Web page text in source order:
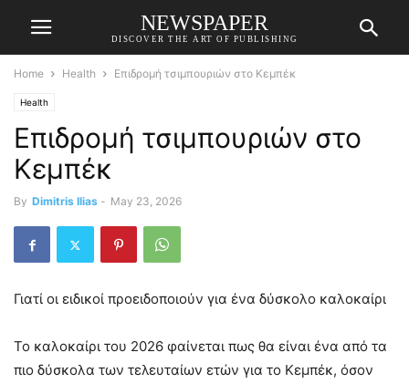
NEWSPAPER
DISCOVER THE ART OF PUBLISHING
Home Health Επιδρομή τσιμπουριών στο Κεμπέκ
Health
Επιδρομή τσιμπουριών στο
Κεμπέκ
By Dimitris Ilias - May 23, 2026
Γιατί οι ειδικοί προειδοποιούν για ένα δύσκολο καλοκαίρι
Το καλοκαίρι του 2026 φαίνεται πως θα είναι ένα από τα
πιο δύσκολα των τελευταίων ετών για το Κεμπέκ, όσον